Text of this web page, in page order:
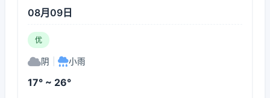
08月09日
优
阴 小雨
17° ~ 26°